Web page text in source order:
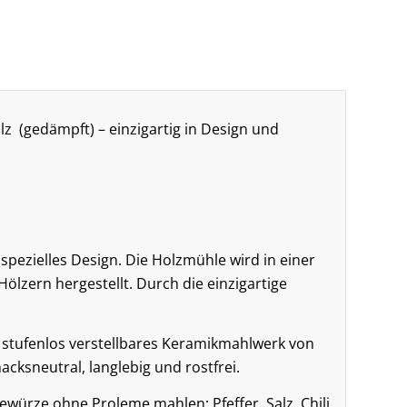
(gedämpft) – einzigartig in Design und
Design. Die Holzmühle wird in einer
hergestellt. Durch die einzigartige
verstellbares Keramikmahlwerk von
langlebig und rostfrei.
ohne Proleme mahlen: Pfeffer, Salz, Chili